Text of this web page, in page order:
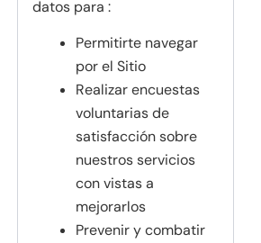
datos para :
Permitirte navegar
por el Sitio
Realizar encuestas
voluntarias de
satisfacción sobre
nuestros servicios
con vistas a
mejorarlos
Prevenir y combatir